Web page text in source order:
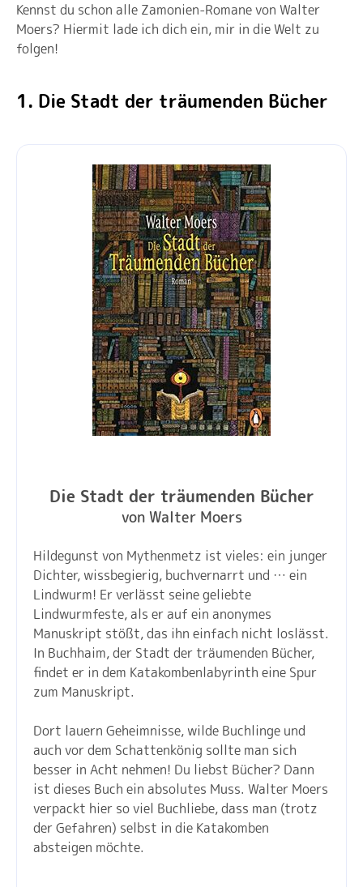
Kennst du schon alle Zamonien-Romane von Walter
Moers? Hiermit lade ich dich ein, mir in die Welt zu
folgen!
1. Die Stadt der träumenden Bücher
Die Stadt der träumenden Bücher
von Walter Moers
Hildegunst von Mythenmetz ist vieles: ein junger
Dichter, wissbegierig, buchvernarrt und … ein
Lindwurm! Er verlässt seine geliebte
Lindwurmfeste, als er auf ein anonymes
Manuskript stößt, das ihn einfach nicht loslässt.
In Buchhaim, der Stadt der träumenden Bücher,
findet er in dem Katakombenlabyrinth eine Spur
zum Manuskript.
Dort lauern Geheimnisse, wilde Buchlinge und
auch vor dem Schattenkönig sollte man sich
besser in Acht nehmen! Du liebst Bücher? Dann
ist dieses Buch ein absolutes Muss. Walter Moers
verpackt hier so viel Buchliebe, dass man (trotz
der Gefahren) selbst in die Katakomben
absteigen möchte.